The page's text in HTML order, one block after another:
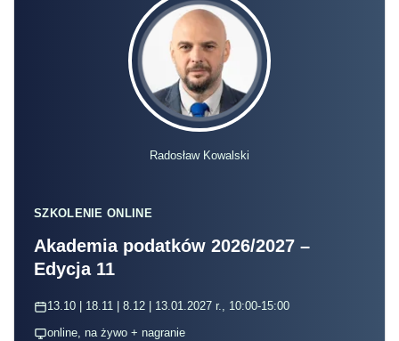
Radosław Kowalski
SZKOLENIE ONLINE
Akademia podatków 2026/2027 –
Edycja 11
13.10 | 18.11 | 8.12 | 13.01.2027 r., 10:00-15:00
online, na żywo + nagranie